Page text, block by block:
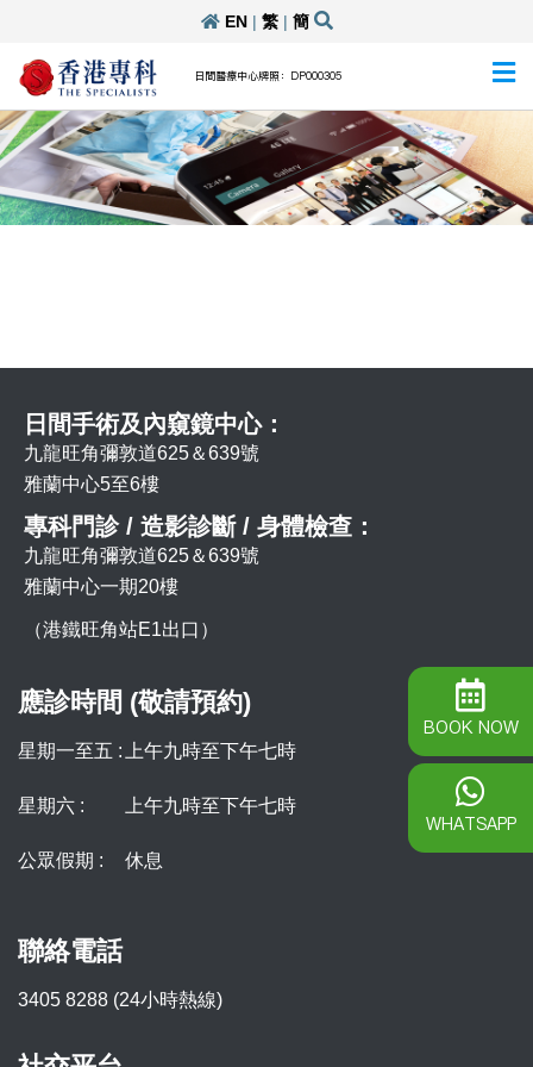
EN| 繁| 簡
日間醫療中心牌照：DP000305
日間手術及內窺鏡中心：
九龍旺角彌敦道625＆639號
雅蘭中心5至6樓
專科門診 / 造影診斷 / 身體檢查：
九龍旺角彌敦道625＆639號
雅蘭中心一期20樓
（港鐵旺角站E1出口）
應診時間 (敬請預約)
星期一至五 : 上午九時至下午七時
星期六 : 上午九時至下午七時
公眾假期 : 休息
聯絡電話
3405 8288 (24小時熱線)
BOOK NOW
WHATSAPP